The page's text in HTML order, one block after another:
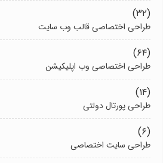
(۳۲)
طراحی اختصاصی قالب وب سایت
(۶۴)
طراحی اختصاصی وب اپلیکیشن
(۱۴)
طراحی پورتال دولتی
(۶)
طراحی سایت اختصاصی